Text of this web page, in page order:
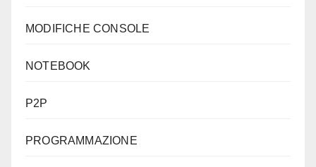
MODIFICHE CONSOLE
NOTEBOOK
P2P
PROGRAMMAZIONE